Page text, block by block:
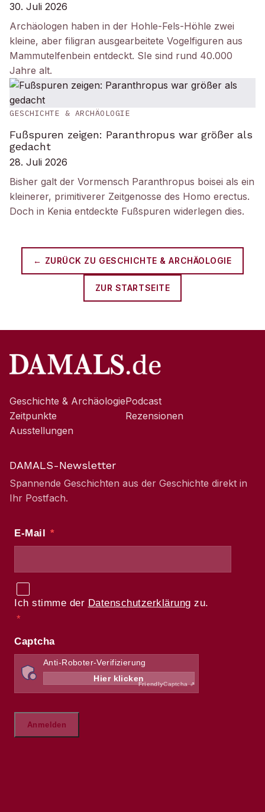
30. Juli 2026
Archäologen haben in der Hohle-Fels-Höhle zwei
kleine, aber filigran ausgearbeitete Vogelfiguren aus
Mammutelfenbein entdeckt. SIe sind rund 40.000
Jahre alt.
GESCHICHTE & ARCHÄOLOGIE
Fußspuren zeigen: Paranthropus war größer als
gedacht
28. Juli 2026
Bisher galt der Vormensch Paranthropus boisei als ein
kleinerer, primitiverer Zeitgenosse des Homo erectus.
Doch in Kenia entdeckte Fußspuren widerlegen dies.
← ZURÜCK ZU GESCHICHTE & ARCHÄOLOGIE
ZUR STARTSEITE
Geschichte & Archäologie
Zeitpunkte
Ausstellungen
Podcast
Rezensionen
DAMALS-Newsletter
Spannende Geschichten aus der Geschichte direkt in
Ihr Postfach.